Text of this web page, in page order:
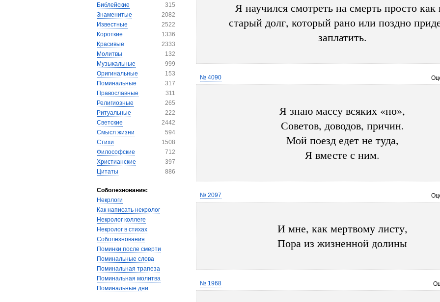
Библейские
315
Знаменитые
2082
Известные
2522
Короткие
1336
Красивые
2333
Молитвы
132
Музыкальные
999
Оригинальные
153
Поминальные
317
Православные
311
Религиозные
265
Ритуальные
222
Светские
2442
Смысл жизни
594
Стихи
1508
Философские
712
Христианские
397
Цитаты
886
Соболезнования:
Некрлоги
Как написать некролог
Некролог коллеге
Некролог в стихах
Соболезнования
Поминки после смерти
Поминальные слова
Поминальная трапеза
Поминальная молитва
Поминальные дни
Я научился смотреть на смерть просто как
старый долг, который рано или поздно
заплатить.
№ 4090
Я знаю массу всяких «но»,
Советов, доводов, причин.
Мой поезд едет не туда,
Я вместе с ним.
№ 2097
И мне, как мертвому листу,
Пора из жизненной долины
№ 1968